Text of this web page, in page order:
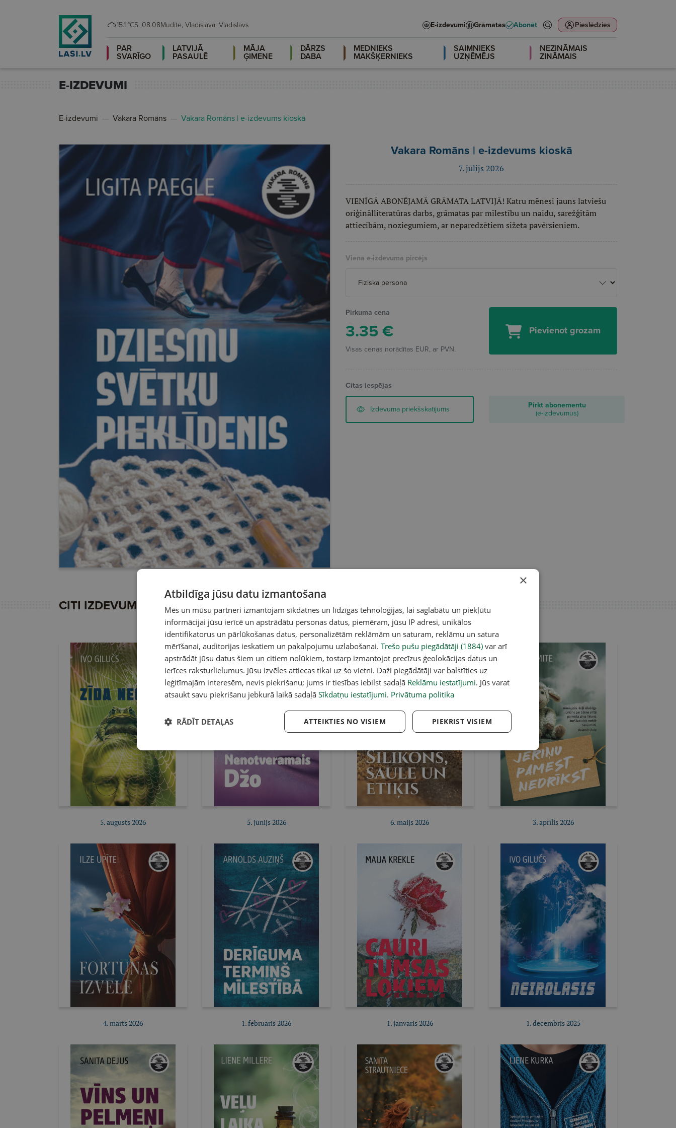
15.1 °CS. 08.08 Mudīte, Vladislava, Vladislavs E-izdevumi Grāmatas Abonēt Pieslēdzies
PAR
SVARĪGO
LATVIJĀ
PASAULĒ
MĀJA
ĢIMENE
DĀRZS
DABA
MEDNIEKS
MAKŠĶERNIEKS
SAIMNIEKS
UZŅĒMĒJS
NEZINĀMAIS
ZINĀMAIS
E-IZDEVUMI
E-izdevumi Vakara Romāns Vakara Romāns | e-izdevums kioskā
Vakara Romāns | e-izdevums kioskā
7. jūlijs 2026
VIENĪGĀ ABONĒJAMĀ GRĀMATA LATVIJĀ! Katru mēnesi jauns latviešu
oriģinālliteratūras darbs, grāmatas par mīlestību un naidu, sarežģītām
attiecībām, noziegumiem, ar neparedzētiem sižeta pavērsieniem.
Viena e-izdevuma pircējs
Pirkuma cena
3.35€
Visas cenas norādītas EUR, ar PVN.
Pievienot grozam
Citas iespējas
Izdevuma priekšskatījums Pirkt abonementu
(e-izdevumus)
CITI IZDEVUMA NUMURI
Pirkt e-izdevumu
Pirkt abonementu
5. augusts 2026
Pirkt e-izdevumu
Pirkt abonementu
5. jūnijs 2026
Pirkt e-izdevumu
Pirkt abonementu
6. maijs 2026
Pirkt e-izdevumu
Pirkt abonementu
3. aprīlis 2026
Pirkt e-izdevumu
Pirkt abonementu
4. marts 2026
Pirkt abonementu
1. februāris 2026
Pirkt e-izdevumu
Pirkt abonementu
1. janvāris 2026
Pirkt e-izdevumu
Pirkt abonementu
1. decembris 2025
×
Atbildīga jūsu datu izmantošana
Mēs un mūsu partneri izmantojam sīkdatnes un līdzīgas tehnoloģijas, lai saglabātu un piekļūtu
informācijai jūsu ierīcē un apstrādātu personas datus, piemēram, jūsu IP adresi, unikālos
identifikatorus un pārlūkošanas datus, personalizētām reklāmām un saturam, reklāmu un satura
mērīšanai, auditorijas ieskatiem un pakalpojumu uzlabošanai. Trešo pušu piegādātāji (1884) var arī
apstrādāt jūsu datus šiem un citiem nolūkiem, tostarp izmantojot precīzus ģeolokācijas datus un
ierīces raksturlielumus. Jūsu izvēles attiecas tikai uz šo vietni. Daži piegādātāji var balstīties uz
leģitīmajām interesēm, nevis piekrišanu; jums ir tiesības iebilst sadaļā Reklāmu iestatījumi. Jūs varat
atsaukt savu piekrišanu jebkurā laikā sadaļā Sīkdatņu iestatījumi. Privātuma politika
PIEKRIST VISIEM
ATTEIKTIES NO VISIEM
RĀDĪT DETAĻAS